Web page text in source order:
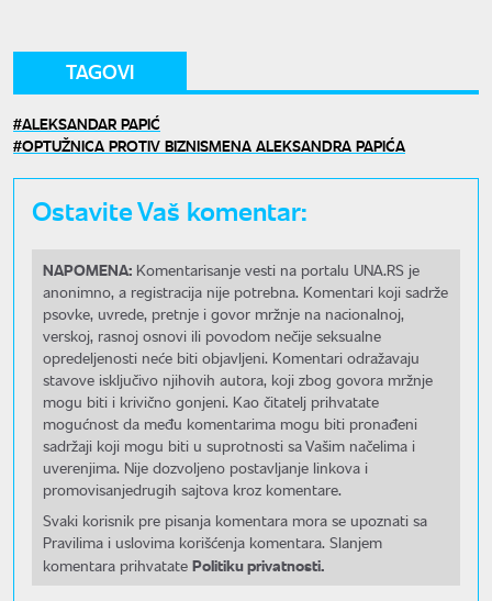
TAGOVI
ALEKSANDAR PAPIĆ
OPTUŽNICA PROTIV BIZNISMENA ALEKSANDRA PAPIĆA
Ostavite Vaš komentar:
NAPOMENA: Komentarisanje vesti na portalu UNA.RS je
anonimno, a registracija nije potrebna. Komentari koji sadrže
psovke, uvrede, pretnje i govor mržnje na nacionalnoj,
verskoj, rasnoj osnovi ili povodom nečije seksualne
opredeljenosti neće biti objavljeni. Komentari odražavaju
stavove isključivo njihovih autora, koji zbog govora mržnje
mogu biti i krivično gonjeni. Kao čitatelj prihvatate
mogućnost da među komentarima mogu biti pronađeni
sadržaji koji mogu biti u suprotnosti sa Vašim načelima i
uverenjima. Nije dozvoljeno postavljanje linkova i
promovisanjedrugih sajtova kroz komentare.
Svaki korisnik pre pisanja komentara mora se upoznati sa
Pravilima i uslovima korišćenja komentara. Slanjem
komentara prihvatate Politiku privatnosti.